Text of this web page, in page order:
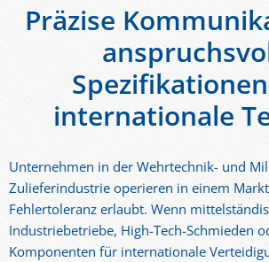
Präzise
internationale
Unternehmen in der Wehrtechnik- und
Zulieferindustrie operieren in einem
Fehlertoleranz erlaubt. Wenn
Industriebetriebe, High-Tech-Schmieden
Komponenten für internationale